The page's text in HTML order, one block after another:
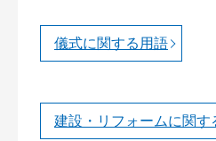
儀式に関する用語
建設・リフォームに関す